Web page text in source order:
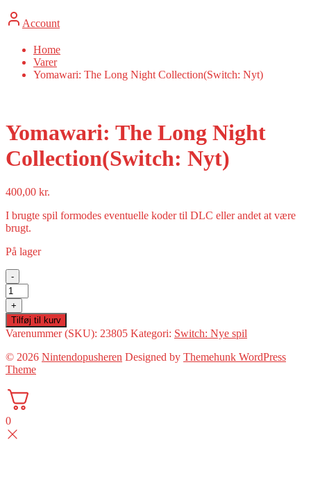
Account
Home
Varer
Yomawari: The Long Night Collection(Switch: Nyt)
Yomawari: The Long Night
Collection(Switch: Nyt)
400,00 kr.
I brugte spil formodes eventuelle koder til DLC eller andet at være
brugt.
På lager
-
Yomawari:
The
Long
Night
Collection(Switch:
Nyt)
antal
+
Tilføj til kurv
Varenummer (SKU): 23805 Kategori: Switch: Nye spil
© 2026 Nintendopusheren Designed by Themehunk WordPress
Theme
0